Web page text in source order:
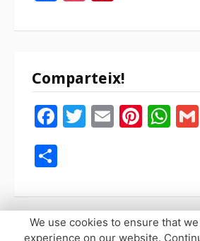
Comparteix!
Facebook
Twitter
Email
We use cookies to ensure that
experience on our website.